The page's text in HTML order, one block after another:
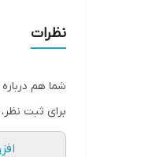
نظرات
شما هم
برای ثبت